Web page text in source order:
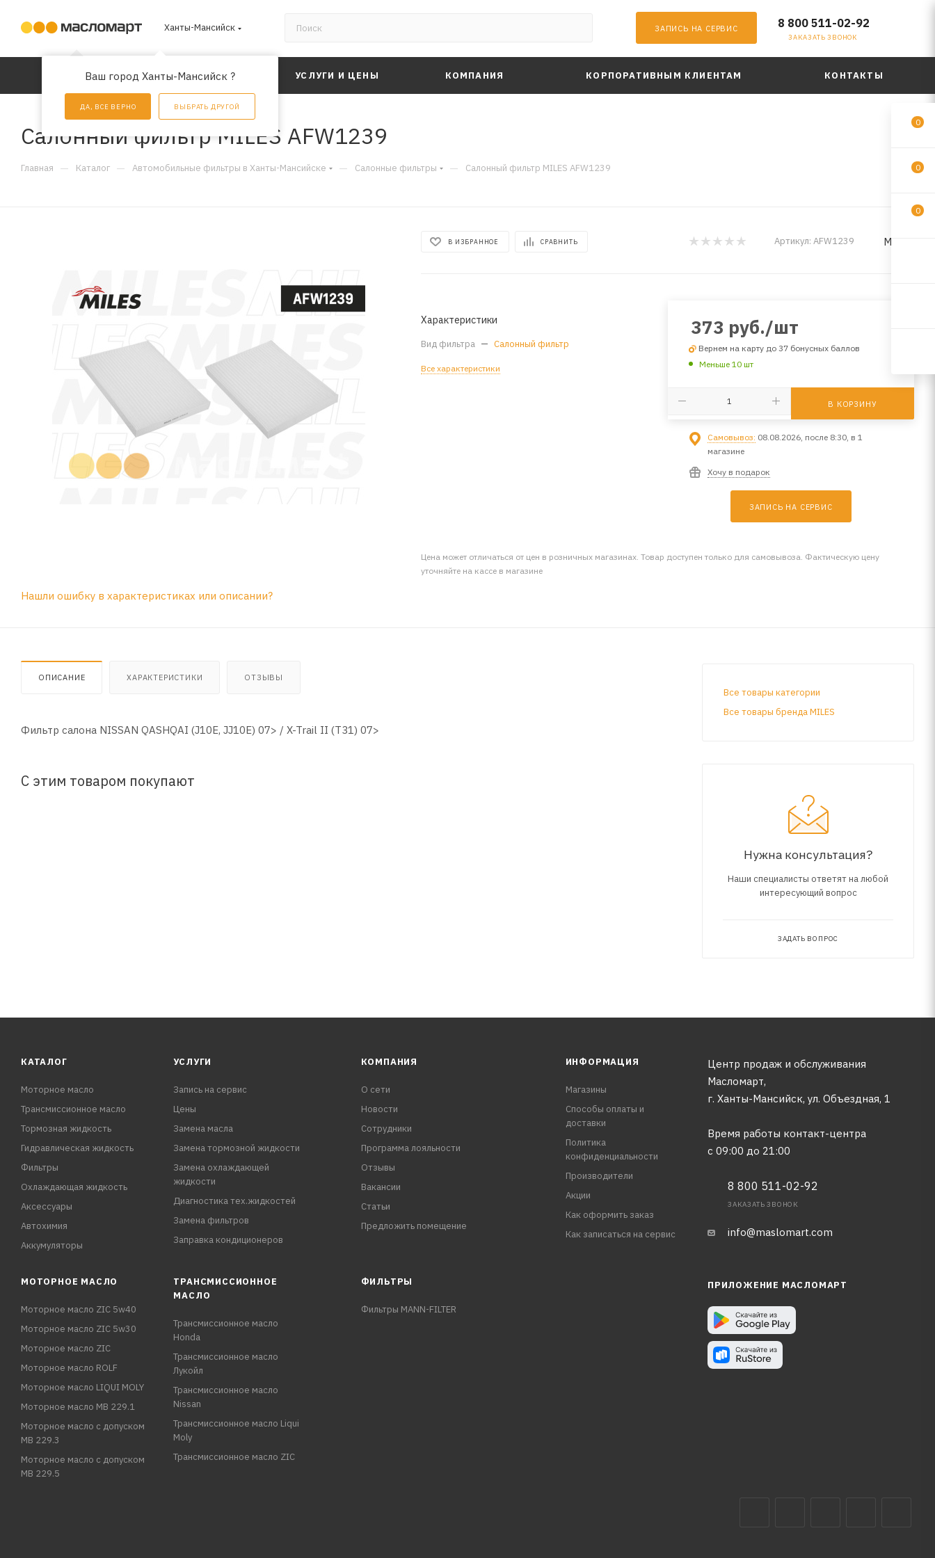
Ханты-Мансийск
Ваш город Ханты-Мансийск ?
ДА, ВСЕ ВЕРНО ВЫБРАТЬ ДРУГОЙ
ЗАПИСЬ НА СЕРВИС 8 800 511-02-92
ЗАКАЗАТЬ ЗВОНОК
КАТАЛОГ АКЦИИ УСЛУГИ И ЦЕНЫ КОМПАНИЯ КОРПОРАТИВНЫМ КЛИЕНТАМ КОНТАКТЫ
Салонный фильтр MILES AFW1239
Главная — Каталог — Автомобильные фильтры в Ханты-Мансийске — Салонные фильтры — Салонный фильтр MILES AFW1239
В ИЗБРАННОЕ СРАВНИТЬ Артикул: AFW1239 MILES
Характеристики
Вид фильтра — Салонный фильтр
Все характеристики
373 руб./шт
Вернем на карту до 37 бонусных баллов
Меньше 10 шт
В КОРЗИНУ
Самовывоз: 08.08.2026, после 8:30, в 1
магазине
Хочу в подарок
ЗАПИСЬ НА СЕРВИС
Цена может отличаться от цен в розничных магазинах. Товар доступен только для самовывоза. Фактическую цену
уточняйте на кассе в магазине
Нашли ошибку в характеристиках или описании?
ОПИСАНИЕ ХАРАКТЕРИСТИКИ ОТЗЫВЫ
Фильтр салона NISSAN QASHQAI (J10E, JJ10E) 07> / X-Trail II (T31) 07>
С этим товаром покупают
Все товары категории
Все товары бренда MILES
Нужна консультация?
Наши специалисты ответят на любой
интересующий вопрос
ЗАДАТЬ ВОПРОС
КАТАЛОГ
Моторное масло
Трансмиссионное масло
Тормозная жидкость
Гидравлическая жидкость
Фильтры
Охлаждающая жидкость
Аксессуары
Автохимия
Аккумуляторы
УСЛУГИ
Запись на сервис
Цены
Замена масла
Замена тормозной жидкости
Замена охлаждающей
жидкости
Диагностика тех.жидкостей
Замена фильтров
Заправка кондиционеров
КОМПАНИЯ
О сети
Новости
Сотрудники
Программа лояльности
Отзывы
Вакансии
Статьи
Предложить помещение
ИНФОРМАЦИЯ
Магазины
Способы оплаты и
доставки
Политика
конфиденциальности
Производители
Акции
Как оформить заказ
Как записаться на сервис
Центр продаж и обслуживания
Масломарт,
г. Ханты-Мансийск, ул. Объездная, 1
Время работы контакт-центра
с 09:00 до 21:00
8 800 511-02-92
ЗАКАЗАТЬ ЗВОНОК
info@maslomart.com
МОТОРНОЕ МАСЛО
Моторное масло ZIC 5w40
Моторное масло ZIC 5w30
Моторное масло ZIC
Моторное масло ROLF
Моторное масло LIQUI MOLY
Моторное масло MB 229.1
Моторное масло с допуском
MB 229.3
Моторное масло с допуском
MB 229.5
ТРАНСМИССИОННОЕ
МАСЛО
Трансмиссионное масло
Honda
Трансмиссионное масло
Лукойл
Трансмиссионное масло
Nissan
Трансмиссионное масло Liqui
Moly
Трансмиссионное масло ZIC
ФИЛЬТРЫ
Фильтры MANN-FILTER
ПРИЛОЖЕНИЕ МАСЛОМАРТ
0
0
0